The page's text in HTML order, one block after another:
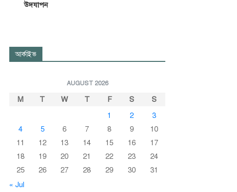
উদযাপন
আর্কাইভ
AUGUST 2026
M T W T F S
S
1
2
3
4
5 6 7 8 9
10
11
12 13 14 15 16
17
18
19 20 21 22 23
24
25
26 27 28 29 30
31
« Jul